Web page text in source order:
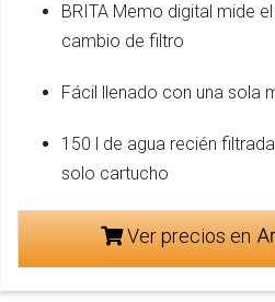
BRITA Memo digital mide
cambio de filtro
Fácil llenado con una sola
150 l de agua recién
solo cartucho
Ver precios en